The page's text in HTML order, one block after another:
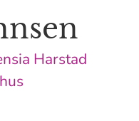
Harstad